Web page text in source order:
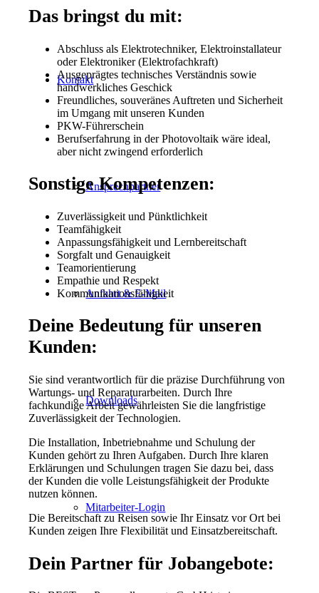
Kontakt
Ansprechpartner
Anfahrt & E-Mail
Downloads
Mitarbeiter-Login
Das bringst du mit:
Abschluss als Elektrotechniker, Elektroinstallateur
oder Elektroniker (Elektrofachkraft)
Ausgeprägtes technisches Verständnis sowie
handwerkliches Geschick
Freundliches, souveränes Auftreten und Sicherheit
im Umgang mit unseren Kunden
PKW-Führerschein
Berufserfahrung in der Photovoltaik wäre ideal,
aber nicht zwingend erforderlich
Sonstige Kompetenzen:
Zuverlässigkeit und Pünktlichkeit
Teamfähigkeit
Anpassungsfähigkeit und Lernbereitschaft
Sorgfalt und Genauigkeit
Teamorientierung
Empathie und Respekt
Kommunikationsfähigkeit
Deine Bedeutung für unseren
Kunden:
Sie sind verantwortlich für die präzise Durchführung von
Wartungs- und Reparaturarbeiten. Durch Ihre
fachkundige Arbeit gewährleisten Sie die langfristige
Zuverlässigkeit der Technologien.
Die Installation, Inbetriebnahme und Schulung der
Kunden gehört zu Ihren Aufgaben. Durch Ihre klaren
Erklärungen und Schulungen tragen Sie dazu bei, dass
der Kunden die volle Leistungsfähigkeit der Produkte
nutzen können.
Die Bereitschaft zu Reisen sowie Ihr Einsatz vor Ort bei
Kunden zeigen Ihre Flexibilität und Einsatzbereitschaft.
Dein Partner für Jobangebote: